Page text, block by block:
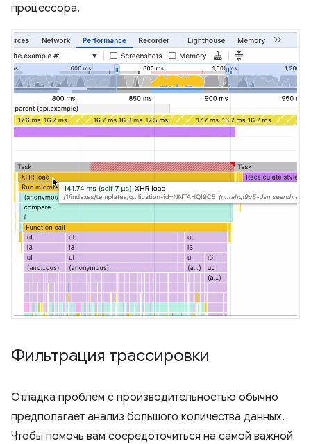
процессора.
Фильтрация трассировки
Отладка проблем с производительностью обычно
предполагает анализ большого количества данных.
Чтобы помочь вам сосредоточиться на самой важной